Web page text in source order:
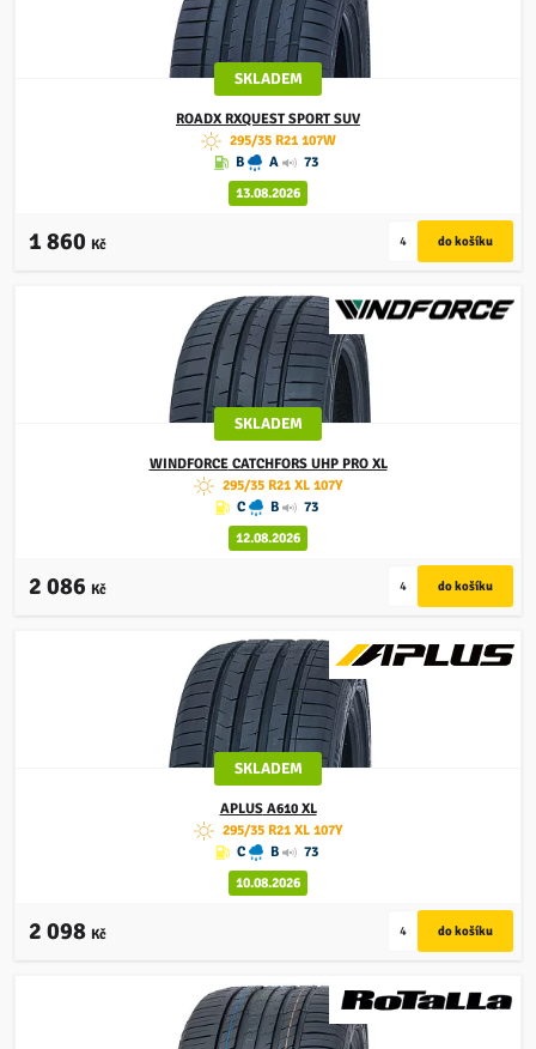
SKLADEM
ROADX RXQUEST SPORT SUV
295/35 R21 107W
B
A
73
13.08.2026
1 860 Kč
SKLADEM
WINDFORCECATCHFORS UHP PRO XL
295/35 R21 XL 107Y
C
B
73
12.08.2026
2 086 Kč
SKLADEM
APLUSA610 XL
295/35 R21 XL 107Y
C
B
73
10.08.2026
2 098 Kč